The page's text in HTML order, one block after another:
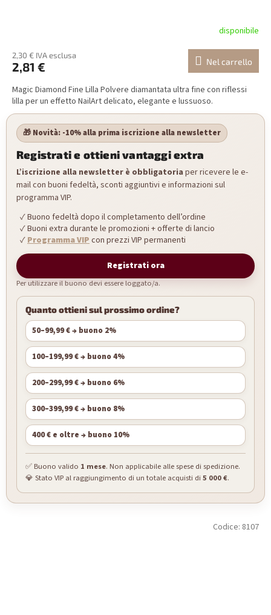
disponibile
2,30 € IVA esclusa
2,81 € Nel carrello
Magic Diamond Fine Lilla Polvere diamantata ultra fine con riflessi
lilla per un effetto NailArt delicato, elegante e lussuoso.
🎁 Novità: -10% alla prima iscrizione alla newsletter
Registrati e ottieni vantaggi extra
L’iscrizione alla newsletter è obbligatoria per ricevere le e-
mail con buoni fedeltà, sconti aggiuntivi e informazioni sul
programma VIP.
Buono fedeltà dopo il completamento dell’ordine
Buoni extra durante le promozioni + offerte di lancio
Programma VIP con prezzi VIP permanenti
Registrati ora
Per utilizzare il buono devi essere loggato/a.
Quanto ottieni sul prossimo ordine?
50–99,99 € → buono 2%
100–199,99 € → buono 4%
200–299,99 € → buono 6%
300–399,99 € → buono 8%
400 € e oltre → buono 10%
✅ Buono valido 1 mese. Non applicabile alle spese di spedizione.
💎 Stato VIP al raggiungimento di un totale acquisti di 5 000 €.
Codice: 8107